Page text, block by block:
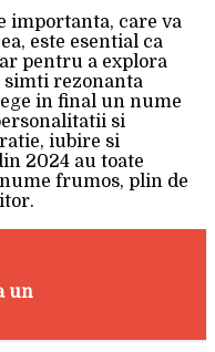
importanta, care va
este esential ca
pentru a explora
rezonanta
in final un nume
si
iubire si
2024 au toate
frumos, plin de
un